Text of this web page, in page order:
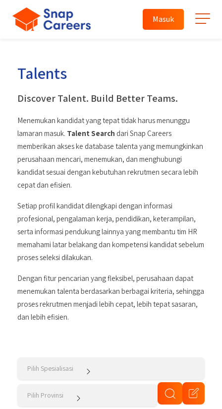
Masuk
Talents
Discover Talent. Build Better Teams.
Menemukan kandidat yang tepat tidak harus menunggu
lamaran masuk. Talent Search dari Snap Careers
memberikan akses ke database talenta yang memungkinkan
perusahaan mencari, menemukan, dan menghubungi
kandidat sesuai dengan kebutuhan rekrutmen secara lebih
cepat dan efisien.
Setiap profil kandidat dilengkapi dengan informasi
profesional, pengalaman kerja, pendidikan, keterampilan,
serta informasi pendukung lainnya yang membantu tim HR
memahami latar belakang dan kompetensi kandidat sebelum
proses seleksi dilakukan.
Dengan fitur pencarian yang fleksibel, perusahaan dapat
menemukan talenta berdasarkan berbagai kriteria, sehingga
proses rekrutmen menjadi lebih cepat, lebih tepat sasaran,
dan lebih efisien.
Pilih Spesialisasi
Pilih Provinsi